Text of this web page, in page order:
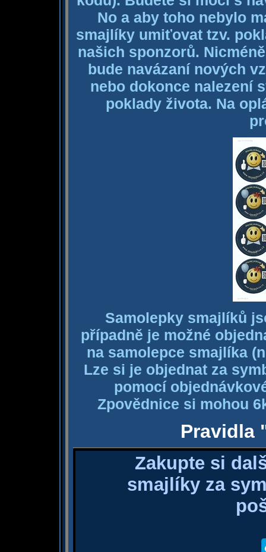
No a aby toho nebylo
smajlíky umiťovat tzv.
našich sponzorů.
bude navázaní nových
nebo dokonce nalezení
poklady života. Na
Samolepky smajlíků
případně je možné
na samolepce smajlíka
Lze si je objednat za
pomocí
Zpovědnice si mohou
Pravidla
Zakupte si
smajlíky za